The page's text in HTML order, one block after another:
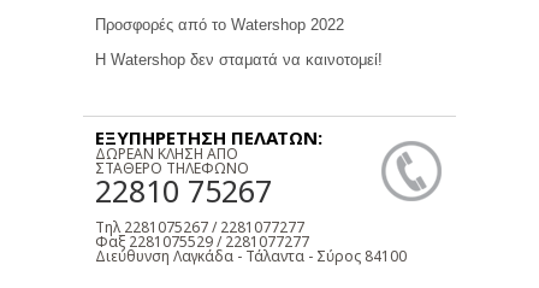
Προσφορές από το Watershop 2022
Η Watershop δεν σταματά να καινοτομεί!
ΕΞΥΠΗΡΕΤΗΣΗ ΠΕΛΑΤΩΝ:
ΔΩΡΕΑΝ ΚΛΗΣΗ ΑΠΟ
ΣΤΑΘΕΡΟ ΤΗΛΕΦΩΝΟ
22810 75267
Τηλ 2281075267 / 2281077277
Φαξ 2281075529 / 2281077277
Διεύθυνση Λαγκάδα - Τάλαντα - Σύρος 84100